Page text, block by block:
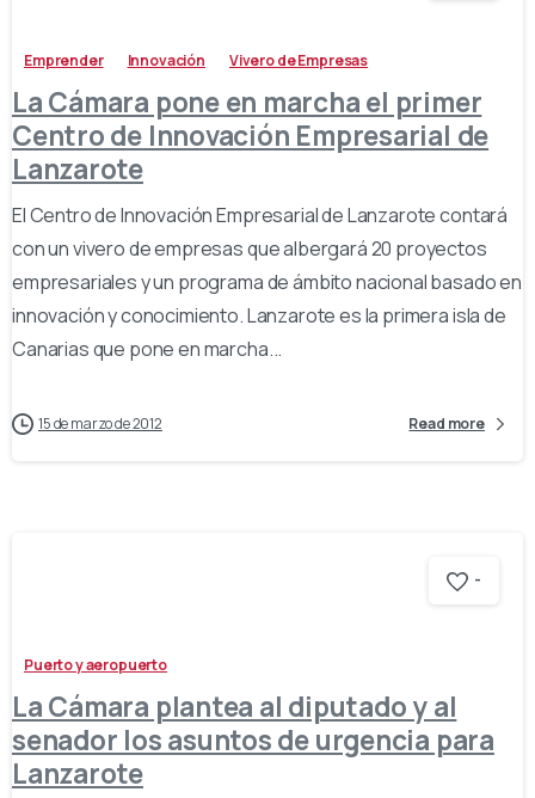
Emprender Innovación Vivero de Empresas
La Cámara pone en marcha el primer
Centro de Innovación Empresarial de
Lanzarote
El Centro de Innovación Empresarial de Lanzarote contará
con un vivero de empresas que albergará 20 proyectos
empresariales y un programa de ámbito nacional basado en
innovación y conocimiento. Lanzarote es la primera isla de
Canarias que pone en marcha...
15 de marzo de 2012 Read more
-
Puerto y aeropuerto
La Cámara plantea al diputado y al
senador los asuntos de urgencia para
Lanzarote